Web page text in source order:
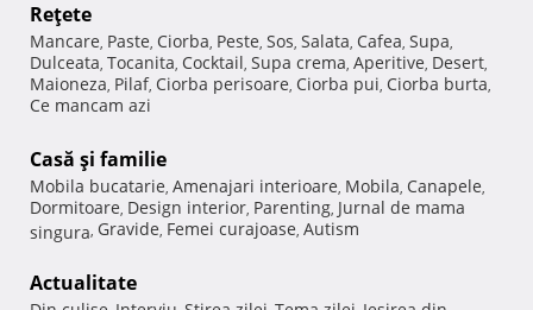
Reţete
Mancare, Paste, Ciorba, Peste, Sos, Salata, Cafea, Supa,
Dulceata, Tocanita, Cocktail, Supa crema, Aperitive, Desert,
Maioneza, Pilaf, Ciorba perisoare, Ciorba pui, Ciorba burta,
Ce mancam azi
Casă şi familie
Mobila bucatarie, Amenajari interioare, Mobila, Canapele,
Dormitoare, Design interior, Parenting, Jurnal de mama
singura, Gravide, Femei curajoase, Autism
Actualitate